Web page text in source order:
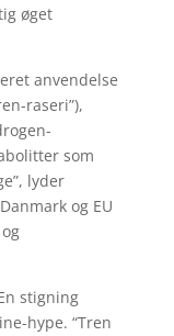
øget
anvendelse
raseri”),
som
lyder
og EU
stigning
hype. “Tren